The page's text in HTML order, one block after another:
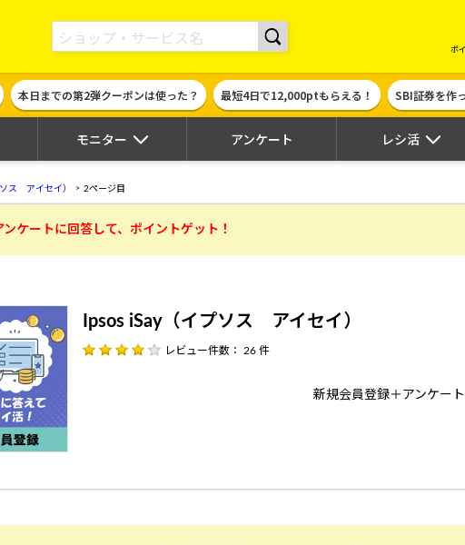
ント貯めて現金やギフト券に交換できるポイントサイト | ハピタス
ポ
本日までの第2弾クーポンは使った？ 最短4日で12,000ptもらえる！ SBI証券を作
モニター アンケート レシ活
ソス アイセイ） 2ページ目
ンケートに回答して、ポイントゲット！
Ipsos iSay（イプソス アイセイ）
レビュー件数： 26 件
新規会員登録＋アンケー